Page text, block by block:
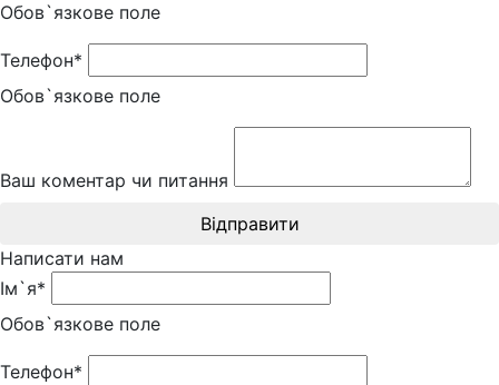
Обов`язкове поле
Телефон*
Обов`язкове поле
Ваш коментар чи питання
Відправити
Написати нам
Ім`я*
Обов`язкове поле
Телефон*